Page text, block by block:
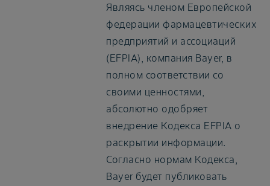
Являясь членом Европейской
федерации фармацевтических
предприятий и ассоциаций
(EFPIA), компания Bayer, в
полном соответствии со
своими ценностями,
абсолютно одобряет
внедрение Кодекса EFPIA о
раскрытии информации.
Согласно нормам Кодекса,
Bayer будет публиковать